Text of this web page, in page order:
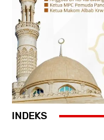
INDEKS